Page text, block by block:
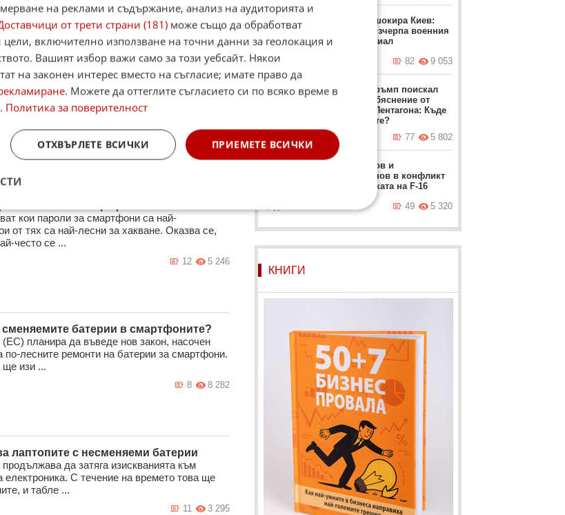
LED дисплей е с размер на тенис
мобилния LED дисплей JUMBO162 с
ко ...
2 049
3
кои пароли за смартфони са най-
от тях са най-лесни за хакване. Оказва се,
често се ...
5 246
12
батерии в смартфоните?
планира да въведе нов закон, насочен
по-лесните ремонти на батерии за смартфони.
ще изи ...
8 282
8
лаптопите с несменяеми батерии
да затяга изискванията към
електроника. С течение на времето това ще
и табле ...
3 295
11
Залужни шокира Киев:
Украйна изчерпа военния
си потенциал
днес в 05:49 ч.
9 053
82
Доналд Тръмп поискал
спешно обяснение от
шефа на Пентагона: Къде
са ракетите?
днес в 07:52 ч.
5 802
77
Шаламанов и
Каракачанов в конфликт
за доставката на F-16
5 320
49
КНИГИ
на реклами и съдържание, анализ на аудиторията и
от трети страни (181) може също да обработват
цели, включително използване на точни данни за геолокация и
Вашият избор важи само за този уебсайт. Някои
на законен интерес вместо на съгласие; имате право да
. Можете да оттеглите съгласието си по всяко време в
. Политика за поверителност
ПРИЕМЕТЕ ВСИЧКИ
ОТХВЪРЛЕТЕ ВСИЧКИ